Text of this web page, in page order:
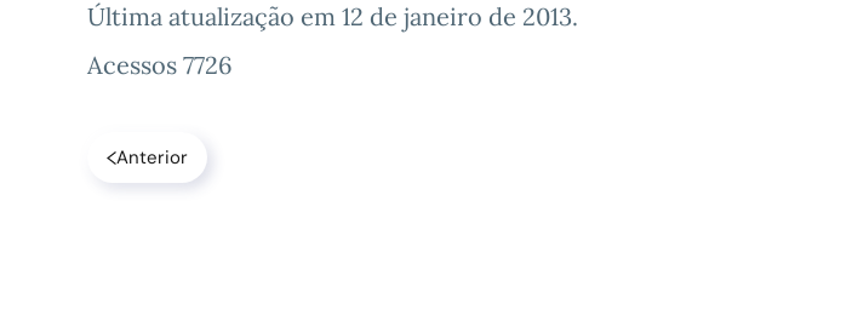
Última atualização em 12 de janeiro de 2013.
Acessos 7726
Anterior